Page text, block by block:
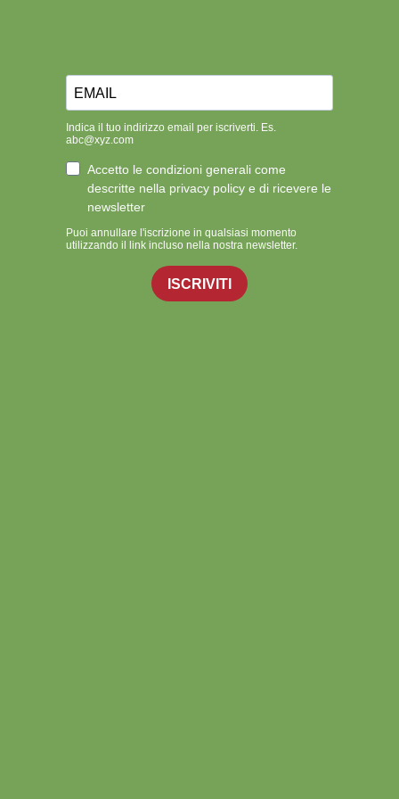
Indica il tuo indirizzo email per iscriverti. Es.
abc@xyz.com
Accetto le condizioni generali come
descritte nella privacy policy e di ricevere le
newsletter
Puoi annullare l'iscrizione in qualsiasi momento
utilizzando il link incluso nella nostra newsletter.
ISCRIVITI